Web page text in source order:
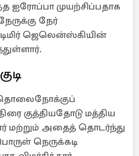
ஐரோப்பா முயற்சிப்பதாக
நேர்
ஜெலென்ஸ்கியின்
குத்தியதோடு மத்திய
மற்றும் அதைத் தொடர்ந்து
நெருக்கடி